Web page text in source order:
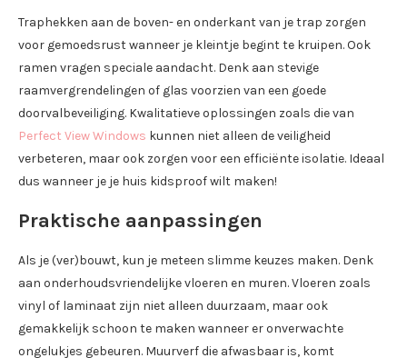
Traphekken aan de boven- en onderkant van je trap zorgen
voor gemoedsrust wanneer je kleintje begint te kruipen. Ook
ramen vragen speciale aandacht. Denk aan stevige
raamvergrendelingen of glas voorzien van een goede
doorvalbeveiliging. Kwalitatieve oplossingen zoals die van
Perfect View Windows kunnen niet alleen de veiligheid
verbeteren, maar ook zorgen voor een efficiënte isolatie. Ideaal
dus wanneer je je huis kidsproof wilt maken!
Praktische aanpassingen
Als je (ver)bouwt, kun je meteen slimme keuzes maken. Denk
aan onderhoudsvriendelijke vloeren en muren. Vloeren zoals
vinyl of laminaat zijn niet alleen duurzaam, maar ook
gemakkelijk schoon te maken wanneer er onverwachte
ongelukjes gebeuren. Muurverf die afwasbaar is, komt